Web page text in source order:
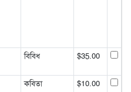
বিবিধ $35.00
কবিতা $10.00